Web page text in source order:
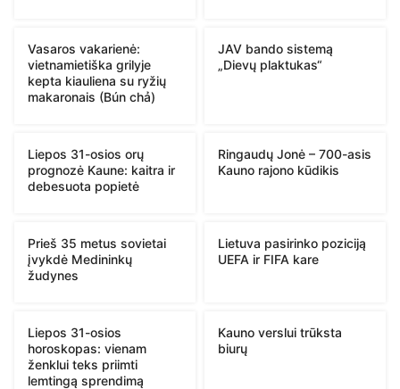
Vasaros vakarienė:
vietnamietiška grilyje
kepta kiauliena su ryžių
makaronais (Bún chả)
JAV bando sistemą
„Dievų plaktukas“
Liepos 31-osios orų
prognozė Kaune: kaitra ir
debesuota popietė
Ringaudų Jonė – 700-asis
Kauno rajono kūdikis
Prieš 35 metus sovietai
įvykdė Medininkų
žudynes
Lietuva pasirinko poziciją
UEFA ir FIFA kare
Liepos 31-osios
horoskopas: vienam
ženklui teks priimti
lemtingą sprendimą
Kauno verslui trūksta
biurų